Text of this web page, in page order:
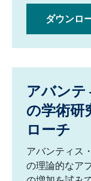
ダウンロ
アバンテ
の学術研
ローチ
アバンティス
の理論的なア